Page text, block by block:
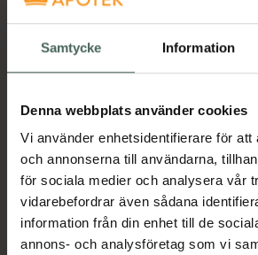
Samtycke Information
Denna webbplats använder cookies
Vi använder enhetsidentifierare för att
och annonserna till användarna,
för sociala medier och analysera vår
vidarebefordrar även sådana
information från din enhet till de
annons- och analysföretag som vi
Köp via ditt recept
Beskrivning
Läs alltid bipacksedeln
användning.